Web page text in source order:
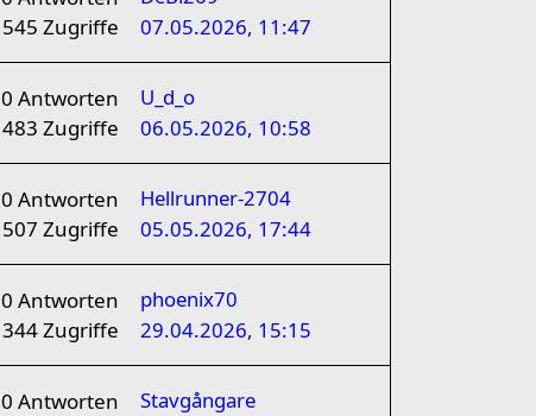
545Zugriffe
07.05.2026, 11:47
0Antworten
483Zugriffe
U_d_o
06.05.2026, 10:58
0Antworten
507Zugriffe
Hellrunner-2704
05.05.2026, 17:44
0Antworten
344Zugriffe
phoenix70
29.04.2026, 15:15
0Antworten
Stavgångare